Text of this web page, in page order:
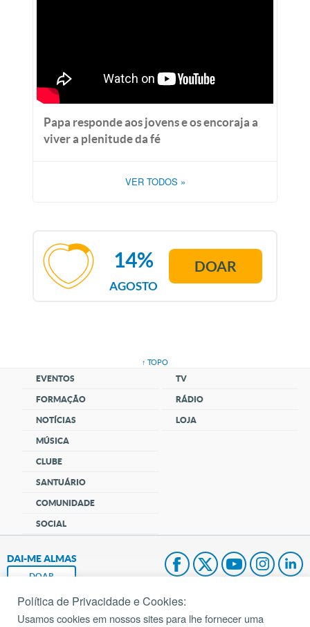
Papa responde aos jovens e os encoraja a
viver a plenitude da fé
VER TODOS »
AGOSTO
14% DOAR
↑ TOPO
EVENTOS
FORMAÇÃO
NOTÍCIAS
MÚSICA
CLUBE
SANTUÁRIO
COMUNIDADE
SOCIAL
TV
RÁDIO
LOJA
DAI-ME ALMAS
DOAR
Fundação João Paulo II
Política de Privacidade e Cookies:
Usamos cookies em nossos sites para lhe fornecer uma